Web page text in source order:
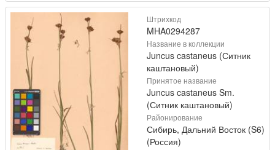
Штрихкод
MHA0294287
Название в коллекции
Juncus castaneus (Ситник
каштановый)
Принятое название
Juncus castaneus Sm.
(Ситник каштановый)
Районирование
Сибирь, Дальний Восток (S6)
(Россия)